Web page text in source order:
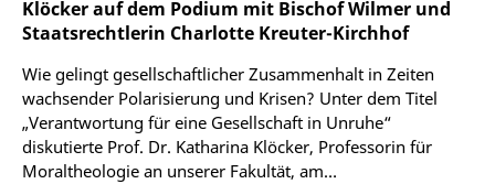
Klöcker auf dem Podium mit Bischof Wilmer und
Staatsrechtlerin Charlotte Kreuter-Kirchhof
Wie gelingt gesellschaftlicher Zusammenhalt in Zeiten
wachsender Polarisierung und Krisen? Unter dem Titel
„Verantwortung für eine Gesellschaft in Unruhe“
diskutierte Prof. Dr. Katharina Klöcker, Professorin für
Moraltheologie an unserer Fakultät, am…